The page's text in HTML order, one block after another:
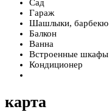
Сад
Гараж
Шашлыки, барбекю
Балкон
Ванна
Встроенные шкафы
Кондиционер
карта